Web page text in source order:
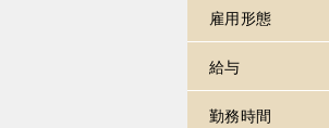
雇用形態
給与
勤務時間